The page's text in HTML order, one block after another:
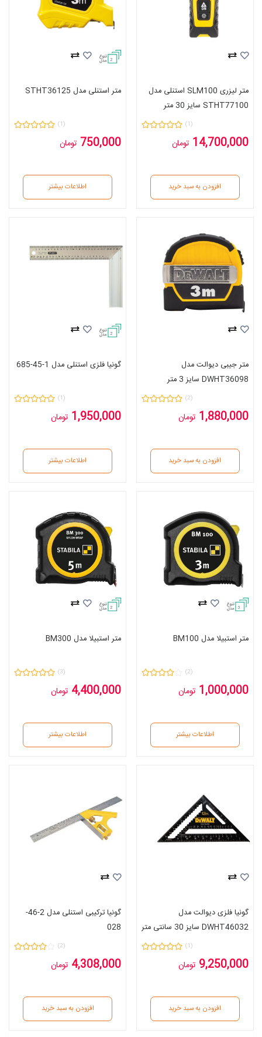
متر لیزری SLM100 استنلی مدل
STHT77100 سایز 30 متر
(1)
14,700,000 تومان
افزودن به سبد خرید
2
متر استنلی مدل STHT36125
(1)
750,000 تومان
اطلاعات بیشتر
متر جیبی دیوالت مدل
DWHT36098 سایز 3 متر
(2)
1,880,000 تومان
افزودن به سبد خرید
2
گونیا فلزی استنلی مدل 1-45-685
(1)
1,950,000 تومان
اطلاعات بیشتر
3
متر استبیلا مدل BM100
(2)
1,000,000 تومان
اطلاعات بیشتر
2
متر استبیلا مدل BM300
(3)
4,400,000 تومان
اطلاعات بیشتر
گونیا فلزی دیوالت مدل
DWHT46032 سایز 30 سانتی متر
(1)
9,250,000 تومان
افزودن به سبد خرید
گونیا ترکیبی استنلی مدل 2-46-
028
(2)
4,308,000 تومان
افزودن به سبد خرید